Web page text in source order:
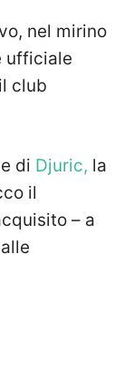
nel mirino
ufficiale
club
di Djuric, la
il
– a